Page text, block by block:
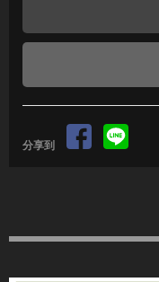
分享到